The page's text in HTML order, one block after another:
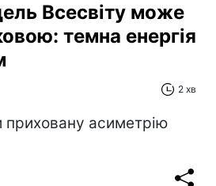
Всесвіту може
темна енергія
2 хв
приховану асиметрію